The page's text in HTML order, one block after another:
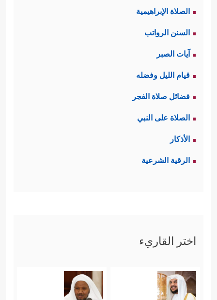
الصلاة الإبراهيمية
السنن الرواتب
آيات الصبر
قيام الليل وفضله
فضائل صلاة الفجر
الصلاة على النبي
الأذكار
الرقية الشرعية
اختر القاريء